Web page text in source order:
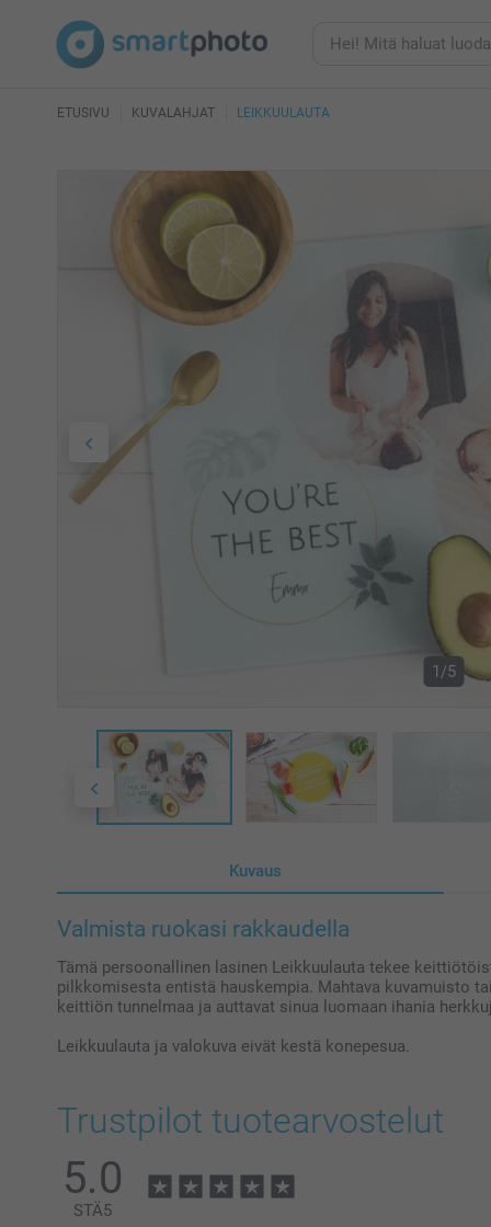
ETUSIVU KUVALAHJAT LEIKKUULAUTA
1/5
Kuvaus
Valmista ruokasi rakkaudella
Tämä persoonallinen lasinen Leikkuulauta tekee
pilkkomisesta entistä hauskempia. Mahtava kuvamuisto
keittiön tunnelmaa ja auttavat sinua luomaan ihania
Leikkuulauta ja valokuva eivät kestä konepesua.
Trustpilot tuotearvostelut
5.0
STÄ5